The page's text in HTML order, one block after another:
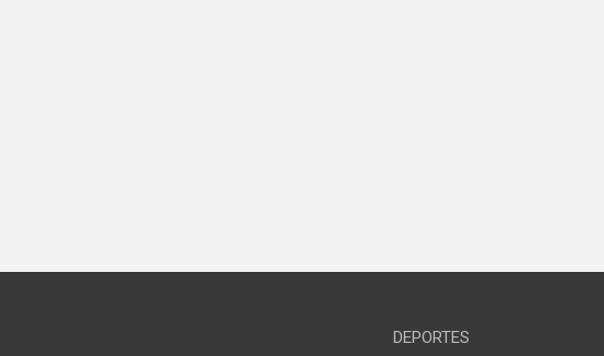
DEPORTES